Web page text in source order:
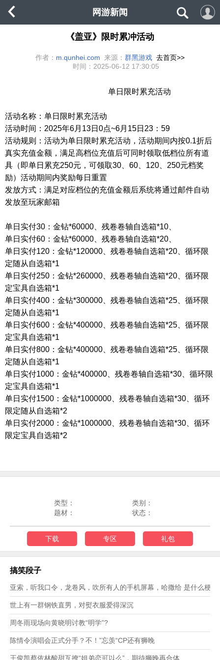
网游新闻
《盖亚》限时累冲活动
作者： m.qunhei.com 来源： 群黑游戏 去首页>>
时间： 2025-06-12 17:30:05
单日限时累充活动
活动名称：单日限时累充活动
活动时间： 2025年6月 13日 0点~6月 15日 23 ： 59
活动规则： 活动为单日限时累充活动，活动期间内按0.1折后
真实充值金额，满足高档位充值后可同时领取低档位所有道
具（即单日累充250元，可领取30 60 120 250元档奖
励）活动期间内奖励每日重置
发放方式：满足对应档位的充值金额后系统将通过邮件自动
发放至玩家邮箱
单日实付30 ：金钻*60000 、残卷卷轴自选箱*10
单日实付60 ：金钻*60000 、残卷卷轴自选箱*20
单日实付120 ：金钻*120000 、残卷卷轴自选箱*20 、循环限
定随从自选箱*1
单日实付250 ：金钻*260000 、残卷卷轴自选箱*20 、循环限
定宝具自选箱*1
单日实付400 ：金钻*300000 、残卷卷轴自选箱*25 、循环限
定随从自选箱*1
单日实付600 ：金钻*400000 、残卷卷轴自选箱*25 、循环限
定宝具自选箱*1
单日实付800 ：金钻*400000 、残卷卷轴自选箱*25 、循环限
定随从自选箱*1
单日实付1000 ：金钻*400000 、残卷卷轴自选箱*30 、循环限
定宝具自选箱*1
单日实付1500 ：金钻*1000000 、残卷卷轴自选箱*30 、循环
限定随从自选箱*2
单日实付2000 ：金钻*1000000 、残卷卷轴自选箱*30 、循环
限定宝具自选箱*2
类型：
类别：
题材：
状态：
下载 专区 礼包
搞笑段子
亚索，听我口令，龙卷风，吹所有人的手机屏幕，哈撒给 是什么梗？
世上有一群钢铁直男，对熨衣服爱得深沉
周冬雨现场向黄晓明讨教“明学”?
陈情令演唱会正式分手？不！”忘羡“CP还有狮晚
王俊凯蔡依林酸甜互撩“姐弟恋可以么”，期待狮晚再合体